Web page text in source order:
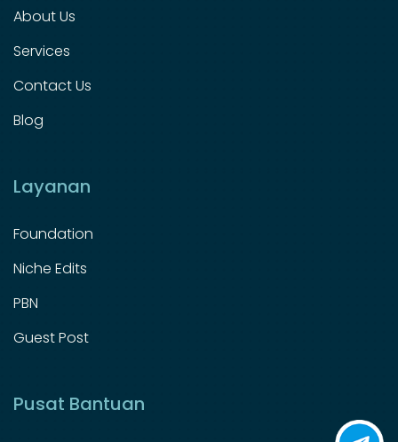
About Us
Services
Contact Us
Blog
Layanan
Foundation
Niche Edits
PBN
Guest Post
Pusat Bantuan